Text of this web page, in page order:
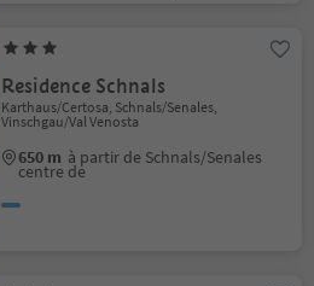
Residence Schnals
Karthaus/Certosa, Schnals/Senales,
Vinschgau/Val Venosta
650 m à partir de Schnals/Senales
centre de